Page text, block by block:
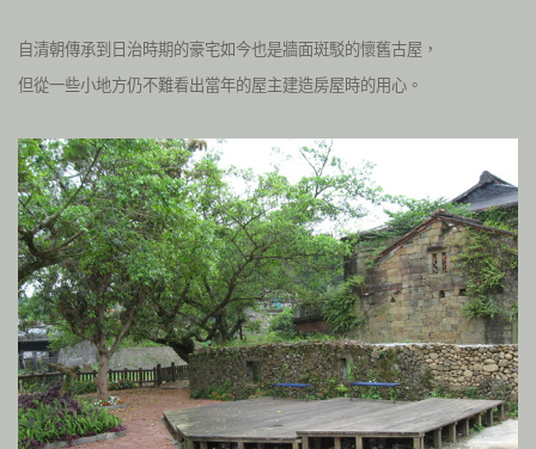
自清朝傳承到日治時期的豪宅如今也是牆面斑駁的懷舊古屋，
但從一些小地方仍不難看出當年的屋主建造房屋時的用心。